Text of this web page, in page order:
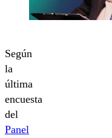
Según
la
última
encuesta
del
Panel